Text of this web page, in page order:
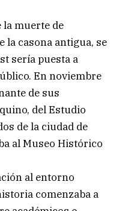
la muerte de
la casona antigua, se
sería puesta a
En noviembre
de sus
del Estudio
de la ciudad de
al Museo Histórico
al entorno
comenzaba a